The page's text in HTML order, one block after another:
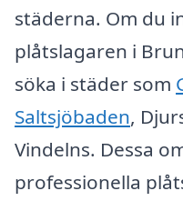
städerna. Om du
plåtslagaren i
söka i städer som
Saltsjöbaden,
Vindelns. Dessa
professionella